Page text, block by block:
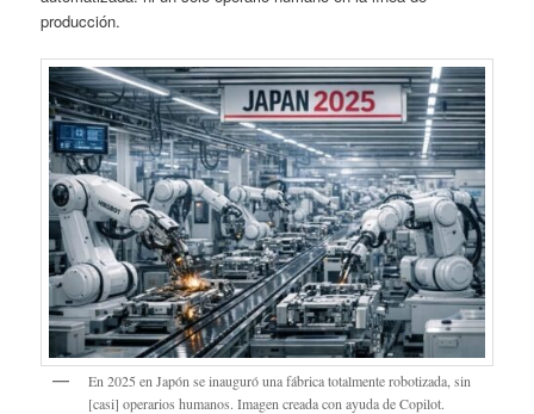
producción.
En 2025 en Japón se inauguró una fábrica totalmente robotizada, sin
[casi] operarios humanos. Imagen creada con ayuda de Copilot.